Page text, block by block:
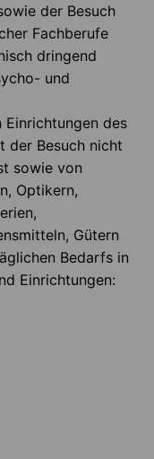
der Besuch
Fachberufe
dringend
und
Einrichtungen des
der Besuch nicht
sowie von
Optikern,
Gütern
Bedarfs in
Einrichtungen: